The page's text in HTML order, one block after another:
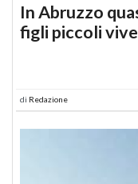
In Abruzzo
figli piccoli
di Redazione